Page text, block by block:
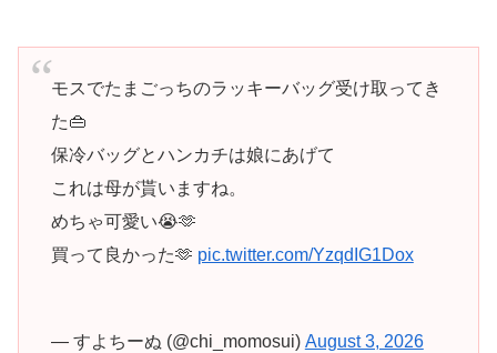
モスでたまごっちのラッキーバッグ受け取ってき
た👜
保冷バッグとハンカチは娘にあげて
これは母が貰いますね。
めちゃ可愛い😭🫶
買って良かった🫶 pic.twitter.com/YzqdIG1Dox
— すよちーぬ (@chi_momosui) August 3, 2026